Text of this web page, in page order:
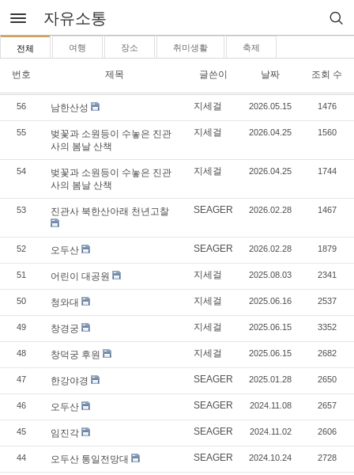
자유소통
전체 여행 장소 취미생활 축제
번호 제목 글쓴이 날짜 조회 수
56 남한산성 지세걸 2026.05.15 1476
55
벚꽃과 소원등이 수놓은 진관
사의 봄날 산책
지세걸 2026.04.25 1560
54
벚꽃과 소원등이 수놓은 진관
사의 봄날 산책
지세걸 2026.04.25 1744
53 진관사 북한산아래 천년고찰 SEAGER 2026.02.28 1467
52 오두산 SEAGER 2026.02.28 1879
51 어린이 대공원 지세걸 2025.08.03 2341
50 청와대 지세걸 2025.06.16 2537
49 창경궁 지세걸 2025.06.15 3352
48 창덕궁 후원 지세걸 2025.06.15 2682
47 한강야경 SEAGER 2025.01.28 2650
46 오두산 SEAGER 2024.11.08 2657
45 임진각 SEAGER 2024.11.02 2606
44 오두산 통일전망대 SEAGER 2024.10.24 2728